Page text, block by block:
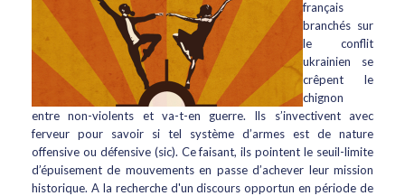
français
branchés sur
le conflit
ukrainien se
crêpent le
chignon
entre non-violents et va-t-en guerre. Ils s’invectivent avec
ferveur pour savoir si tel système d’armes est de nature
offensive ou défensive (sic). Ce faisant, ils pointent le seuil-limite
d’épuisement de mouvements en passe d’achever leur mission
historique. A la recherche d'un discours opportun en période de